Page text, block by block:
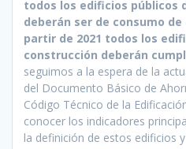
todos los edificios públicos
deberán ser de consumo
partir de 2021 todos los
construcción deberán
seguimos a la espera de la
del Documento Básico de
Código Técnico de la
conocer los indicadores
la definición de estos edificios